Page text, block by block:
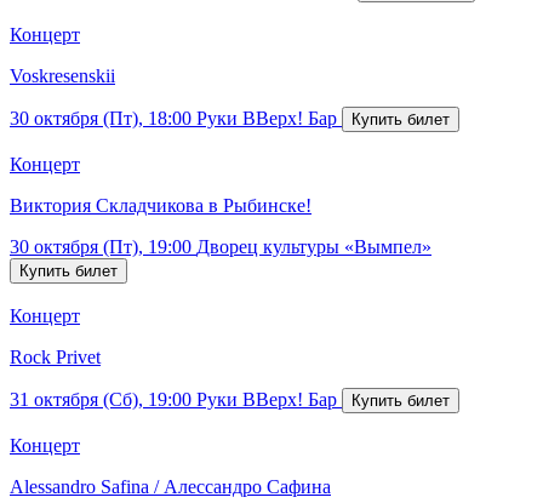
Концерт
Voskresenskii
30 октября (Пт), 18:00 Руки ВВерх! Бар
Концерт
Виктория Складчикова в Рыбинске!
30 октября (Пт), 19:00 Дворец культуры «Вымпел»
Концерт
Rock Privet
31 октября (Сб), 19:00 Руки ВВерх! Бар
Концерт
Alessandro Safina / Алессандро Сафина